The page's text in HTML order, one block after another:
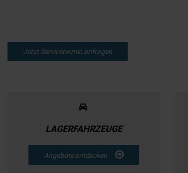
Jetzt Servicetermin anfragen
LAGERFAHRZEUGE
Angebote entdecken